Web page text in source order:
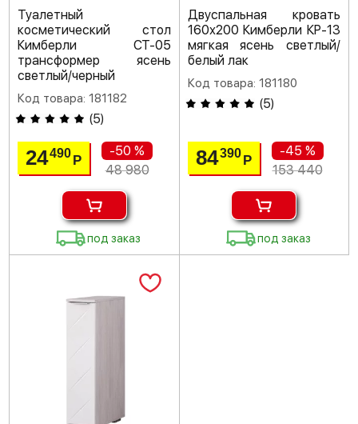
Туалетный
косметический стол
Кимберли СТ-05
трансформер ясень
светлый/черный
Код товара: 181182
(5)
24490Р
-50 %
48 980
под заказ
Двуспальная кровать
160х200 Кимберли КР-13
мягкая ясень светлый/
белый лак
Код товара: 181180
(5)
84390 Р
-45 %
153 440
под заказ